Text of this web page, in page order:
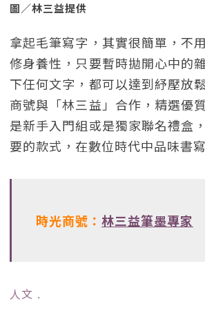
圖／林三益提供
拿起毛筆寫字，其實很簡單，不
修身養性，只要暫時拋開心中的
下任何文字，都可以達到紓壓放
商號與「林三益」合作，精選優
是新手入門組或是獨家聯名禮盒
要的款式，在數位時代中品味書
時光商號： 林三益筆墨專家
人文 ﹒